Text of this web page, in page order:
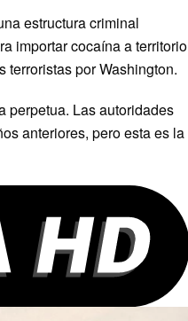
estructura criminal
importar cocaína a territorio
por Washington.
perpetua. Las autoridades
anteriores, pero esta es la